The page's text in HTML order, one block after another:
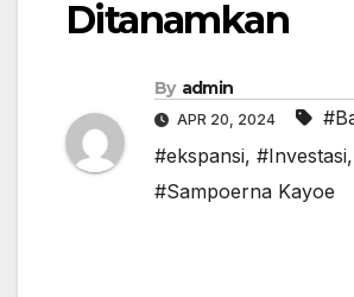
Ditanamkan
By admin
APR 20, 2024
#ekspansi, #Investasi,
#Sampoerna Kayoe